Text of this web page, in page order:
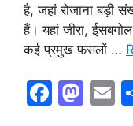
है, जहां रोजाना बड़ी
हैं। यहां जीरा,
कई प्रमुख फसलों …
F
M E